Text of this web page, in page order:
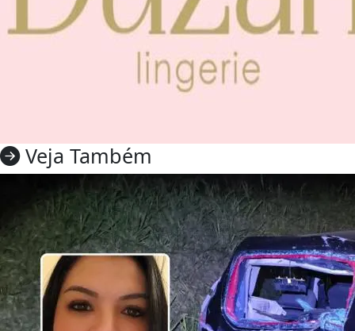
Veja Também